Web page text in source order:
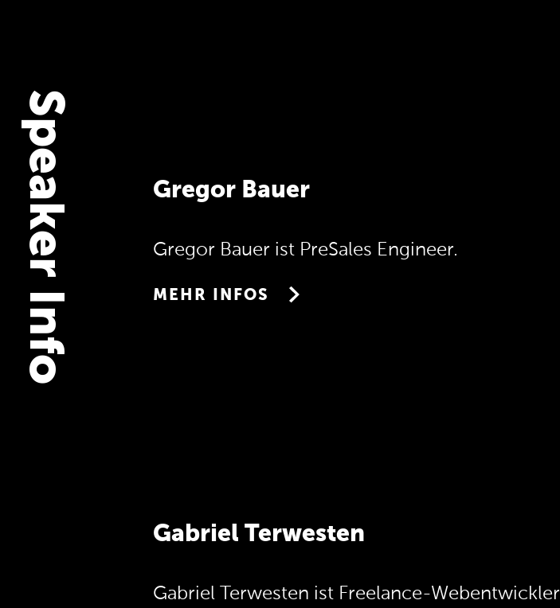
Speaker Info Gregor Bauer
Gregor Bauer ist PreSales Engineer.
MEHR INFOS
Gabriel Terwesten
Gabriel Terwesten ist Freelance-Webentwickler